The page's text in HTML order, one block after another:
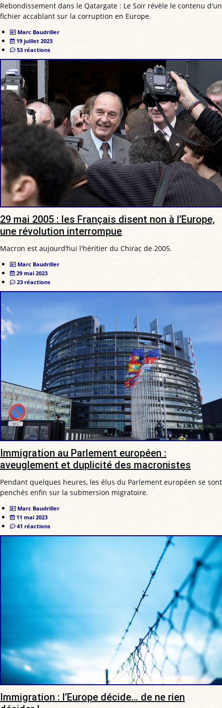
Rebondissement dans le Qatargate : Le Soir révèle le contenu d'un
fichier accablant sur la corruption en Europe.
Marc Baudriller
19 juillet 2023
53 réactions
29 mai 2005 : les Français disent non à l’Europe,
une révolution interrompue
Macron est aujourd’hui l'héritier du Chirac de 2005.
Marc Baudriller
29 mai 2023
23 réactions
Immigration au Parlement européen :
aveuglement et duplicité des macronistes
Pendant quelques heures, les élus du Parlement européen se sont
penchés enfin sur la submersion migratoire.
Marc Baudriller
11 mai 2023
41 réactions
Immigration : l’Europe décide… de ne rien